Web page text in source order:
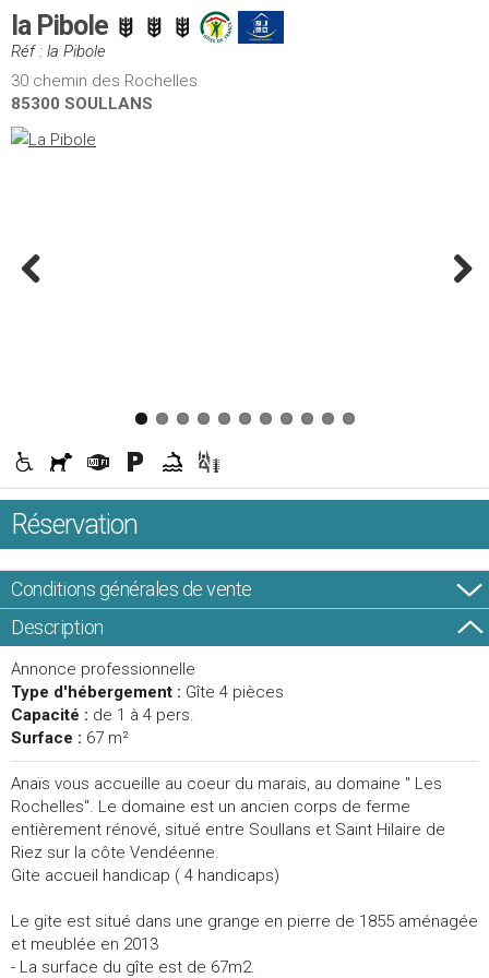
la Pibole
Réf : la Pibole
30 chemin des Rochelles
85300 SOULLANS
Réservation
Conditions générales de vente
Description
Annonce professionnelle
Type d'hébergement : Gîte 4 pièces
Capacité : de 1 à 4 pers.
Surface : 67 m²
Anaïs vous accueille au coeur du marais, au domaine " Les
Rochelles". Le domaine est un ancien corps de ferme
entièrement rénové, situé entre Soullans et Saint Hilaire de
Riez sur la côte Vendéenne.
Gite accueil handicap ( 4 handicaps)
Le gite est situé dans une grange en pierre de 1855 aménagée
et meublée en 2013
- La surface du gîte est de 67m2.